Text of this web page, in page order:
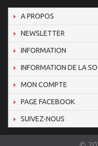
A PROPOS
NEWSLETTER
INFORMATION
INFORMATION DE LA
MON COMPTE
PAGE FACEBOOK
SUIVEZ-NOUS